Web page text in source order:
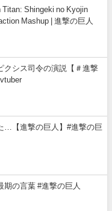
Titan: Shingeki no Kyojin
Mashup | 進撃の巨人
クシス司令の演説【＃進撃
…【進撃の巨人】#進撃の巨
期の言葉 #進撃の巨人